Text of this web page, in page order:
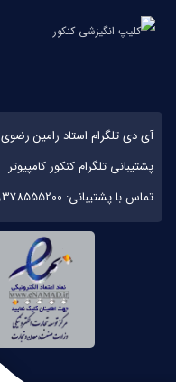
آی دی تلگرام استاد رامین رضوی
پشتیبانی تلگرام کنکور کامپیوتر
تماس با پشتیبانی: 09378555200